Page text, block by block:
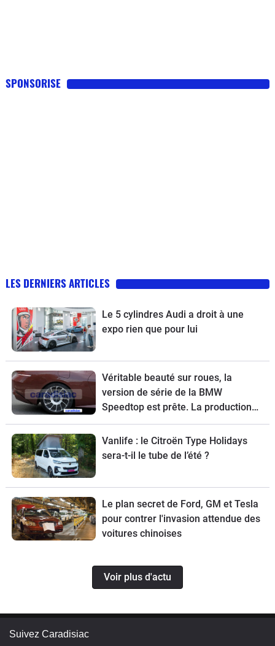
SPONSORISE
LES DERNIERS ARTICLES
Le 5 cylindres Audi a droit à une
expo rien que pour lui
Véritable beauté sur roues, la
version de série de la BMW
Speedtop est prête. La production
de ce break de chasse sera limitée à
70 exemplaires.
Vanlife : le Citroën Type Holidays
sera-t-il le tube de l’été ?
Le plan secret de Ford, GM et Tesla
pour contrer l'invasion attendue des
voitures chinoises
Voir plus d'actu
Suivez Caradisiac